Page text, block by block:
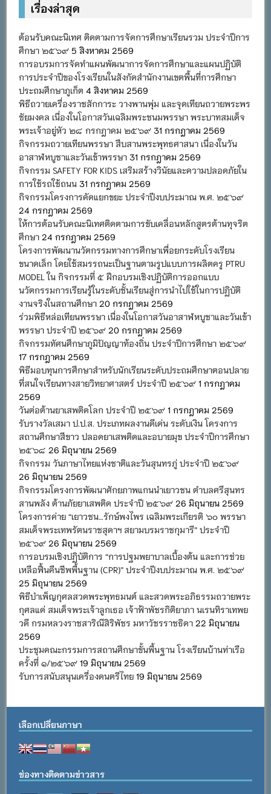
เรื่องล่าสุด
ต้อนรับคณะนิเทศ ติดตามการจัดการศึกษาเรียนรวม ประจำปีการ
ศึกษา ๒๕๖๙ 5 สิงหาคม 2569
การอบรมการจัดทำแผนพัฒนาการจัดการศึกษาและแผนปฏิบัติ
การประจำปีของโรงเรียนในสังกัดสำนักงานเขตพื้นที่การศึกษา
ประถมศึกษาภูเก็ต 4 สิงหาคม 2569
พิธีถวายเครื่องราชสักการะ วางพานพุ่ม และจุดเทียนถวายพระพร
ชัยมงคล เนื่องในโอกาสวันเฉลิมพระชนมพรรษา พระบาทสมเด็จ
พระเจ้าอยู่หัว ๒๘ กรกฎาคม ๒๕๖๙ 31 กรกฎาคม 2569
กิจกรรมถวายเทียนพรรษา สืบสานพระพุทธศาสนา เนื่องในวัน
อาสาฬหบูชาและวันเข้าพรรษา 31 กรกฎาคม 2569
กิจกรรม SAFETY FOR KIDS เสริมสร้างวินัยและความปลอดภัยใน
การใช้รถใช้ถนน 31 กรกฎาคม 2569
กิจกรรมโครงการคัดแยกขยะ ประจำปีงบประมาณ พ.ศ. ๒๕๖๙
24 กรกฎาคม 2569
ให้การต้อนรับคณะนิเทศติดตามการขับเคลื่อนหลักสูตรต้านทุจริต
ศึกษา 24 กรกฎาคม 2569
โครงการพัฒนานวัตกรรมทางการศึกษาเพื่อยกระดับโรงเรียน
ขนาดเล็ก โดยใช้สมรรถนะเป็นฐานตามรูปแบบการผลิตครู PTRU
MODEL ใน กิจกรรมที่ ๕ ฝึกอบรมเชิงปฏิบัติการออกแบบ
นวัตกรรมการเรียนรู้ในระดับชั้นเรียนสู่การนำไปใช้ในการปฏิบัติ
งานจริงในสถานศึกษา 20 กรกฎาคม 2569
ร่วมพิธีหล่อเทียนพรรษา เนื่องในโอกาสวันอาสาฬหบูชาและวันเข้า
พรรษา ประจำปี ๒๕๖๙ 20 กรกฎาคม 2569
กิจกรรมทัศนศึกษาภูมิปัญญาท้องถิ่น ประจำปีการศึกษา ๒๕๖๙
17 กรกฎาคม 2569
พิธีมอบทุนการศึกษาสำหรับนักเรียนระดับประถมศึกษาตอนปลาย
ที่สนใจเรียนทางสายวิทยาศาสตร์ ประจำปี ๒๕๖๙ 1 กรกฎาคม
2569
วันต่อต้านยาเสพติดโลก ประจำปี ๒๕๖๙ 1 กรกฎาคม 2569
รับรางวัลเสมา ป.ป.ส. ประเภทผลงานดีเด่น ระดับเงิน โครงการ
สถานศึกษาสีขาว ปลอดยาเสพติดและอบายมุข ประจำปีการศึกษา
๒๕๖๘ 26 มิถุนายน 2569
กิจกรรม วันภาษาไทยแห่งชาติและวันสุนทรภู่ ประจำปี ๒๕๖๙
26 มิถุนายน 2569
กิจกรรมโครงการพัฒนาศักยภาพแกนนำเยาวชน ตำบลศรีสุนทร
สานพลัง ต้านภัยยาเสพติด ประจำปี ๒๕๖๙ 26 มิถุนายน 2569
โครงการค่าย “เยาวชน…รักษ์พงไพร เฉลิมพระเกียรติ ๖๐ พรรษา
สมเด็จพระเทพรัตนราชสุดาฯ สยามบรมราชกุมารี” ประจำปี
๒๕๖๙ 26 มิถุนายน 2569
การอบรมเชิงปฏิบัติการ “การปฐมพยาบาลเบื้องต้น และการช่วย
เหลือฟื้นคืนชีพพื้นฐาน (CPR)” ประจำปีงบประมาณ พ.ศ. ๒๕๖๙
25 มิถุนายน 2569
พิธีบำเพ็ญกุศลสวดพระพุทธมนต์ และสวดพระอภิธรรมถวายพระ
กุศลแด่ สมเด็จพระเจ้าลูกเธอ เจ้าฟ้าพัชรกิติยาภา นเรนทิราเทพย
วดี กรมหลวงราชสาริณีสิริพัชร มหาวัชรราชธิดา 22 มิถุนายน
2569
ประชุมคณะกรรมการสถานศึกษาขั้นพื้นฐาน โรงเรียนบ้านท่าเรือ
ครั้งที่ ๑/๒๕๖๙ 19 มิถุนายน 2569
รับการสนับสนุนเครื่องดนตรีไทย 19 มิถุนายน 2569
เลือกเปลี่ยนภาษา
ช่องทางติดตามข่าวสาร